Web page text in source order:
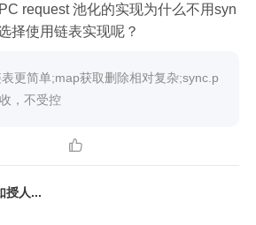
request 池化的实现为什么不用syn
择使用链表实现呢？
更简单;map获取删除相对复杂;sync.p
，不受控

授人...